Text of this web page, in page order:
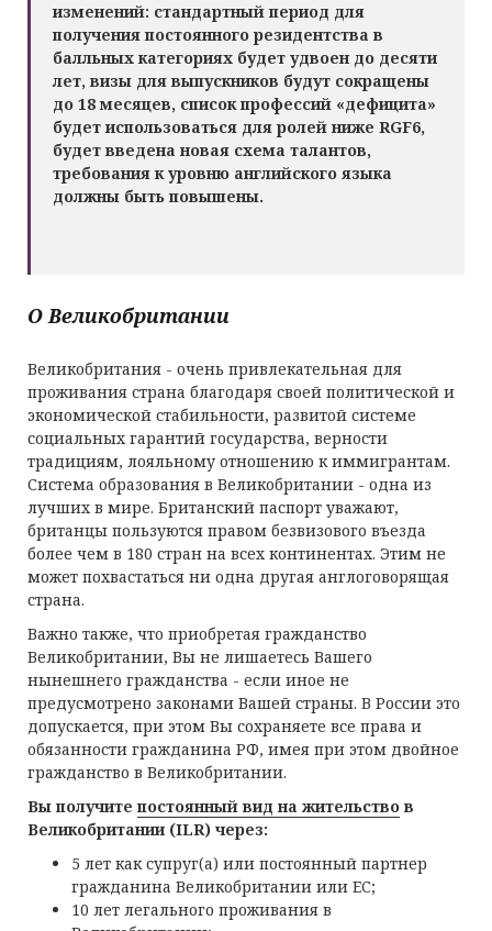
изменений: стандартный период для
получения постоянного резидентства в
балльных категориях будет удвоен до десяти
лет, визы для выпускников будут сокращены
до 18 месяцев, список профессий «дефицита»
будет использоваться для ролей ниже RGF6,
будет введена новая схема талантов,
требования к уровню английского языка
должны быть повышены.
О Великобритании
Великобритания - очень привлекательная для
проживания страна благодаря своей политической и
экономической стабильности, развитой системе
социальных гарантий государства, верности
традициям, лояльному отношению к иммигрантам.
Система образования в Великобритании - одна из
лучших в мире. Британский паспорт уважают,
британцы пользуются правом безвизового въезда
более чем в 180 стран на всех континентах. Этим не
может похвастаться ни одна другая англоговорящая
страна.
Важно также, что приобретая гражданство
Великобритании, Вы не лишаетесь Вашего
нынешнего гражданства - если иное не
предусмотрено законами Вашей страны. В России это
допускается, при этом Вы сохраняете все права и
обязанности гражданина РФ, имея при этом двойное
гражданство в Великобритании.
Вы получитепостоянный вид на жительствов
Великобритании (ILR) через:
5 лет как супруг(а) или постоянный партнер
гражданина Великобритании или ЕС;
10 лет легального проживания в